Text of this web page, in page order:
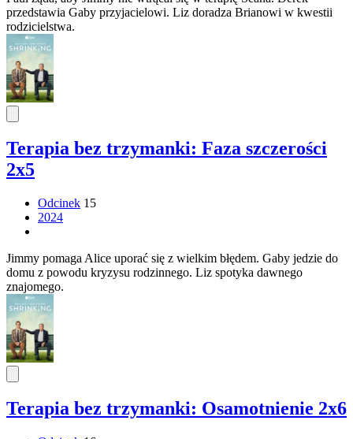
przedstawia Gaby przyjacielowi. Liz doradza Brianowi w kwestii
rodzicielstwa.
Terapia bez trzymanki: Faza szczerości
2x5
Odcinek 15
2024
Jimmy pomaga Alice uporać się z wielkim błędem. Gaby jedzie do
domu z powodu kryzysu rodzinnego. Liz spotyka dawnego
znajomego.
Terapia bez trzymanki: Osamotnienie 2x6